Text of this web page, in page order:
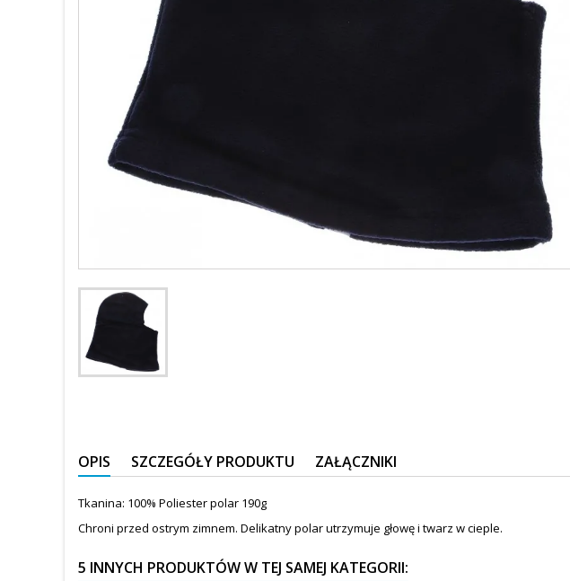
OPIS SZCZEGÓŁY PRODUKTU ZAŁĄCZNIKI
Tkanina: 100% Poliester polar 190g
Chroni przed ostrym zimnem. Delikatny polar utrzymuje głowę i twarz w cieple.
5 INNYCH PRODUKTÓW W TEJ SAMEJ KATEGORII: